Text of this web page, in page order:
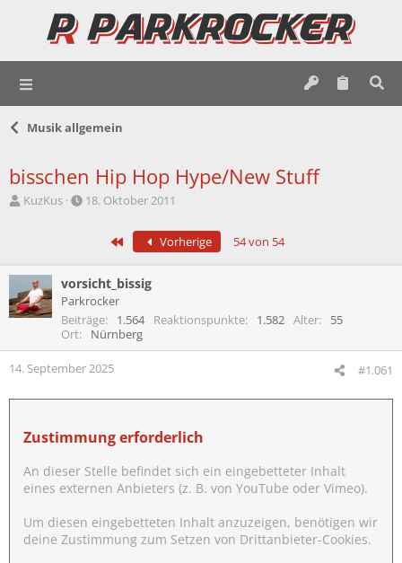
Musik allgemein
bisschen Hip Hop Hype/New Stuff
E
l
l
e
KuzKus
E
l
l
t
a
18. Oktober 2011
Erste Vorherige 54 von 54
vorsicht_bissig
Parkrocker
Beiträge
1.564 Reaktionspunkte 1.582 Alter
55
Ort
Nürnberg
14. September 2025 #1.061
Zustimmung erforderlich
An dieser Stelle befindet sich ein eingebetteter Inhalt
eines externen Anbieters (z. B. von YouTube oder Vimeo).
Um diesen eingebetteten Inhalt anzuzeigen, benötigen wir
deine Zustimmung zum Setzen von Drittanbieter-Cookies.